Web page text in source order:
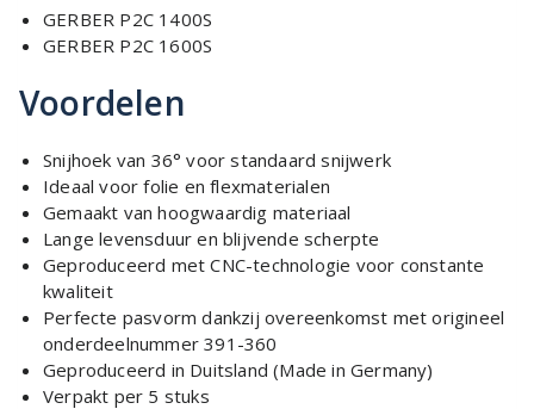
GERBER P2C 1400S
GERBER P2C 1600S
Voordelen
Snijhoek van 36° voor standaard snijwerk
Ideaal voor folie en flexmaterialen
Gemaakt van hoogwaardig materiaal
Lange levensduur en blijvende scherpte
Geproduceerd met CNC-technologie voor constante
kwaliteit
Perfecte pasvorm dankzij overeenkomst met origineel
onderdeelnummer 391-360
Geproduceerd in Duitsland (Made in Germany)
Verpakt per 5 stuks